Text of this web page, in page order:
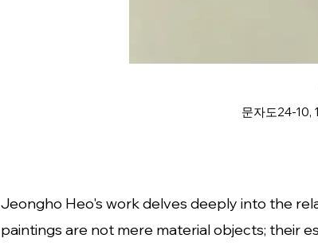
문자도24-10,
Jeongho Heo's work delves deeply into the
paintings are not mere material objects; their